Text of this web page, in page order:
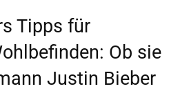
Tipps für
Ob sie
Justin Bieber